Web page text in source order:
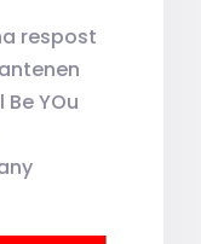
respost
YOu